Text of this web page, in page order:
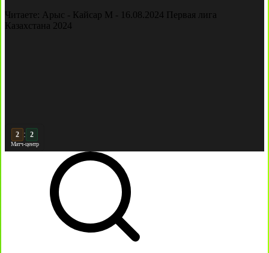
Читаете: Арыс - Кайсар М - 16.08.2024 Первая лига
Казахстана 2024
3 : 2
Матч-центр